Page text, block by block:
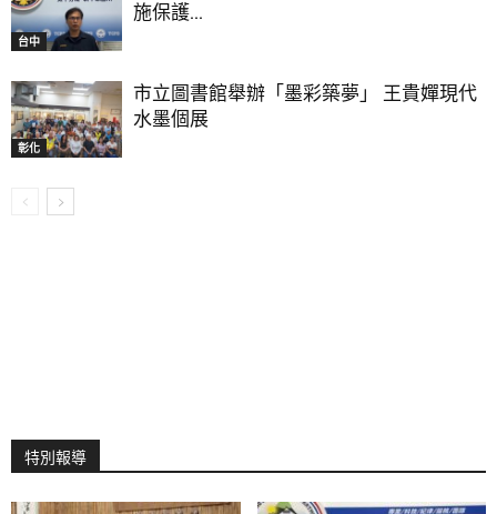
台中
施保護...
彰化
市立圖書館舉辦「墨彩築夢」 王貴嬋現代
水墨個展
特別報導